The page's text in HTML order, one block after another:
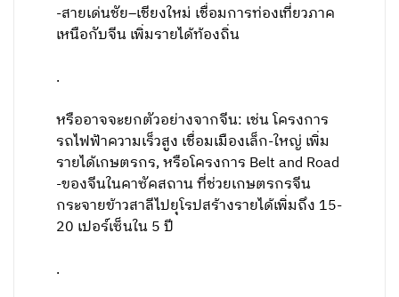
-สายเด่นชัย–เชียงใหม่ เชื่อมการท่องเที่ยวภาค
เหนือกับจีน เพิ่มรายได้ท้องถิ่น
.
หรืออาจจะยกตัวอย่างจากจีน: เช่น โครงการ
รถไฟฟ้าความเร็วสูง เชื่อมเมืองเล็ก-ใหญ่ เพิ่ม
รายได้เกษตรกร, หรือโครงการ Belt and Road
-ของจีนในคาซัคสถาน ที่ช่วยเกษตรกรจีน
กระจายข้าวสาลีไปยุโรปสร้างรายได้เพิ่มถึง 15-
20 เปอร์เซ็นใน 5 ปี
.